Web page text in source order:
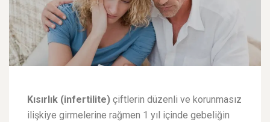
Kısırlık (infertilite) çiftlerin düzenli ve korunmasız
ilişkiye girmelerine rağmen 1 yıl içinde gebeliğin